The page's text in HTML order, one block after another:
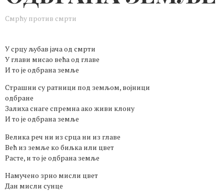
Смрћу против смрти
У срцу љубав јача од смрти
У глави мисао већа од главе
И то је одбрана земље
Страшни су ратници под земљом, војници
одбране
Залиха снаге спремна ако живи клону
И то је одбрана земље
Велика реч ни из срца ни из главе
Већ из земље ко биљка или цвет
Расте, и то је одбрана земље
Намучено зрно мисли цвет
Дан мисли сунце